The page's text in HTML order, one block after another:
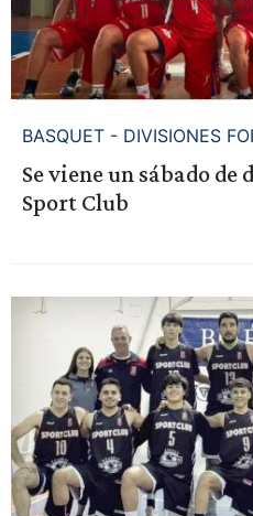
BASQUET - DIVISIONES
Se viene un sábado
Sport Club